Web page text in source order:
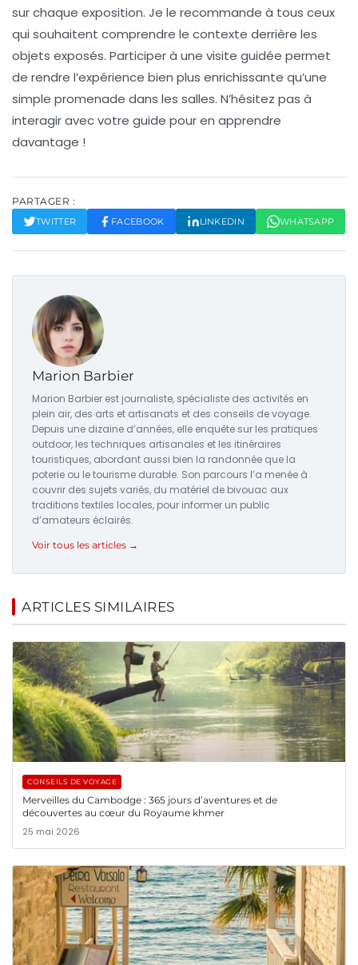
sur chaque exposition. Je le recommande à tous ceux
qui souhaitent comprendre le contexte derrière les
objets exposés. Participer à une visite guidée permet
de rendre l’expérience bien plus enrichissante qu’une
simple promenade dans les salles. N’hésitez pas à
interagir avec votre guide pour en apprendre
davantage !
PARTAGER :
TWITTER FACEBOOK LINKEDIN WHATSAPP
Marion Barbier
Marion Barbier est journaliste, spécialiste des activités en
plein air, des arts et artisanats et des conseils de voyage.
Depuis une dizaine d’années, elle enquête sur les pratiques
outdoor, les techniques artisanales et les itinéraires
touristiques, abordant aussi bien la randonnée que la
poterie ou le tourisme durable. Son parcours l’a menée à
couvrir des sujets variés, du matériel de bivouac aux
traditions textiles locales, pour informer un public
d’amateurs éclairés.
Voir tous les articles →
ARTICLES SIMILAIRES
CONSEILS DE VOYAGE
Merveilles du Cambodge : 365 jours d’aventures et de
découvertes au cœur du Royaume khmer
25 mai 2026